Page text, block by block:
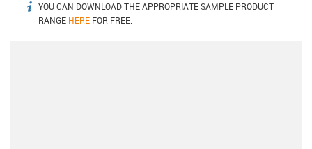
igus-icon-info
YOU CAN DOWNLOAD THE APPROPRIATE SAMPLE PRODUCT
RANGE HERE FOR FREE.